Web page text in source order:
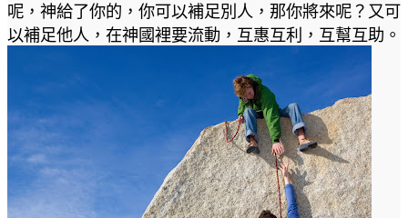
呢，神給了你的，你可以補足別人，那你將來呢？又可
以補足他人，在神國裡要流動，互惠互利，互幫互助。